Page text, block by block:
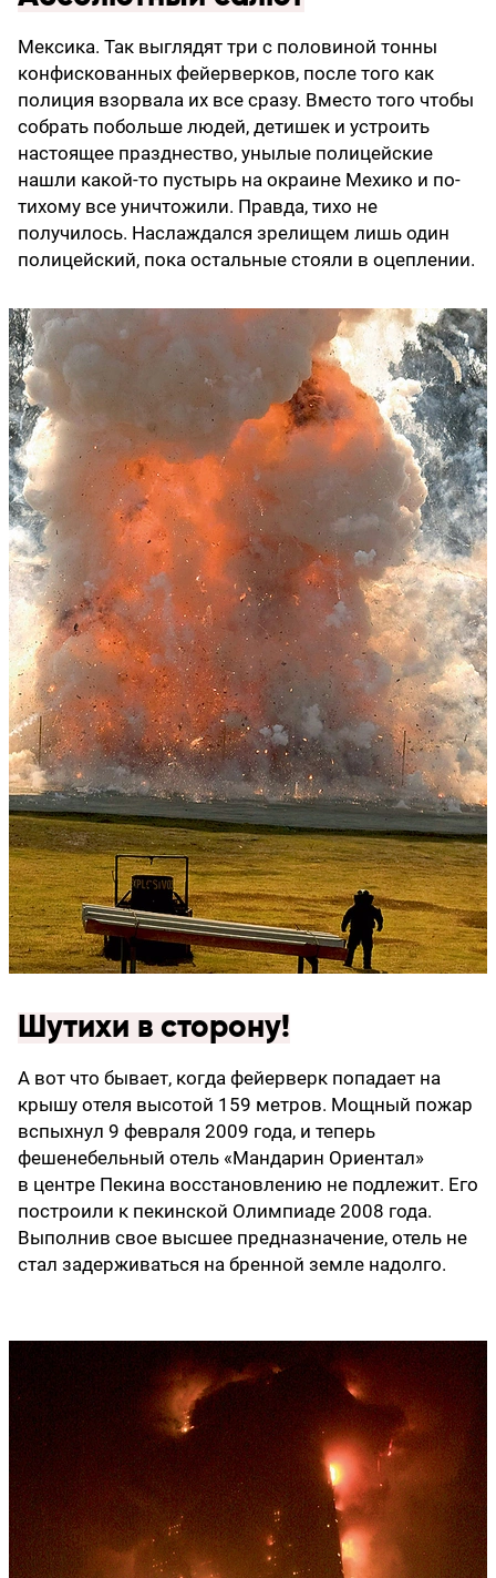
Мексика. Так выглядят три с половиной тонны
конфис­кованных фейерверков, после того как
полиция взорвала их все сразу. Вместо того чтобы
собрать побольше людей, детишек и устроить
настоящее празднество, унылые полицейские
нашли какой-то пустырь на окраине Мехико и по-
тихому все уничтожили. Правда, тихо не
получилось. Наслаждался зрелищем лишь один
полицейский, пока остальные стояли в оцеплении.
Шутихи в сторону!
A вот что бывает, когда фейерверк попадает на
крышу отеля высотой 159 метров. Мощный пожар
вспыхнул 9 февраля 2009 года, и теперь
фешенебельный отель «Мандарин Ориентал»
в центре Пекина восстановлению не подлежит. Его
построили к пекинской Олимпиаде 2008 года.
Выполнив свое высшее предназначение, отель не
стал задерживаться на бренной земле надолго.